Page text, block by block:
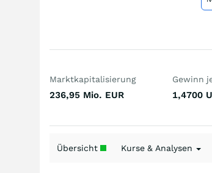
Marktkapitalisierung
236,95 Mio. EUR
Gewinn
1,4700
Übersicht Kurse & Analysen